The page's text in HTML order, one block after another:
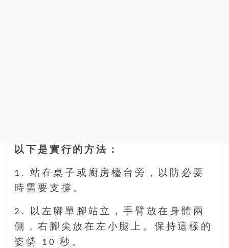
以下是實行的方法：
1. 站在桌子或廚房檯台旁，以防必要
時需要支撐。
2. 以左腳單腳站立，手臂放在身體兩
側，右腳尖放在左小腿上。保持這樣的
姿勢 10 秒。